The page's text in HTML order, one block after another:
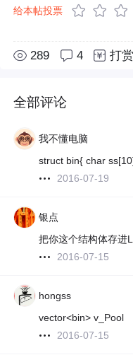
给本帖投票
289 4 打赏
全部评论
我不懂电脑
struct bin{ char
2016-07-19
银点
把你这个结构体存进
2016-07-15
hongss
vector<bin> v_Pool
2016-07-15